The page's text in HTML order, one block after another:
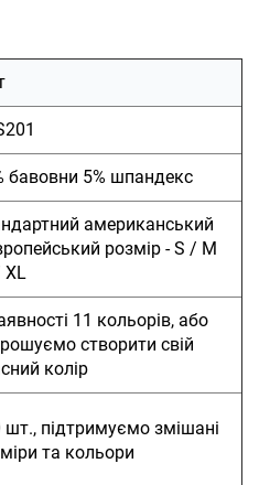
бавовни 5% шпандекс
американський
розмір - S / M
11 кольорів, або
створити свій
колір
шт., підтримуємо змішані
та кольори